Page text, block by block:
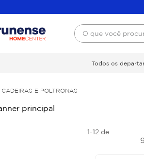
O que você
Todos os
CADEIRAS E POLTRONAS
1-12 de